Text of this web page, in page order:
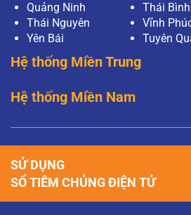
Xét nghiệm Pap là gì?
Thưa bác sĩ, em thường
nghiệm Pap nhưng
thường thì có nghĩa…
năng mắc sùi mào gà
XEM THÊM
Quảng Ninh
Thái Bình
Thái Nguyên
Vĩnh
Yên Bái
Tuyên
Hệ thống Miền Trung
Hệ thống Miền Nam
SỬ DỤNG
SỔ TIÊM CHỦNG ĐIỆN TỬ